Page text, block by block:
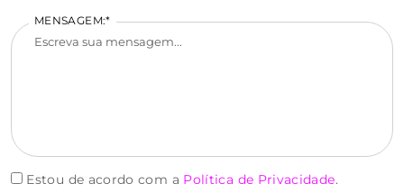
MENSAGEM:*
Estou de acordo com a Política de Privacidade.